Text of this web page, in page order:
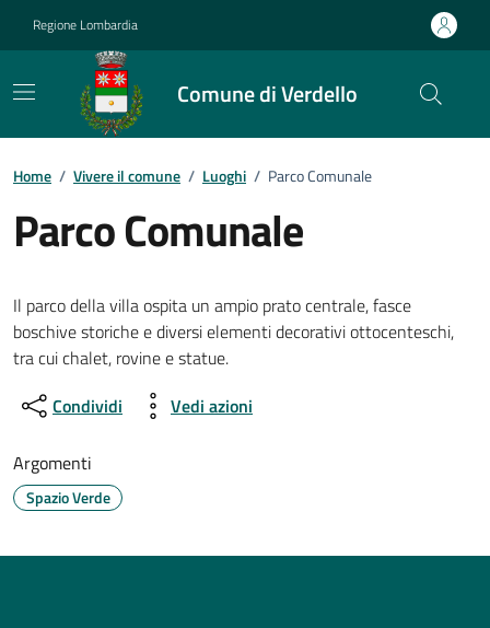
Regione Lombardia
Comune di Verdello
Home / Vivere il comune / Luoghi / Parco Comunale
Parco Comunale
Il parco della villa ospita un ampio prato centrale, fasce
boschive storiche e diversi elementi decorativi ottocenteschi,
tra cui chalet, rovine e statue.
Condividi
Vedi azioni
Argomenti
Spazio Verde